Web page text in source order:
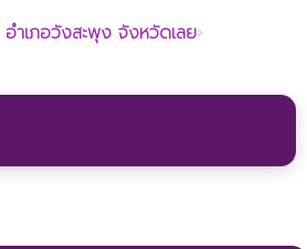
อำเภอวังสะพุง จังหวัดเลย›